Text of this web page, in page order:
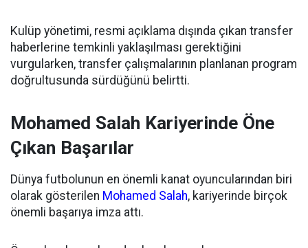
Kulüp yönetimi, resmi açıklama dışında çıkan transfer
haberlerine temkinli yaklaşılması gerektiğini
vurgularken, transfer çalışmalarının planlanan program
doğrultusunda sürdüğünü belirtti.
Mohamed Salah Kariyerinde Öne
Çıkan Başarılar
Dünya futbolunun en önemli kanat oyuncularından biri
olarak gösterilen Mohamed Salah, kariyerinde birçok
önemli başarıya imza attı.